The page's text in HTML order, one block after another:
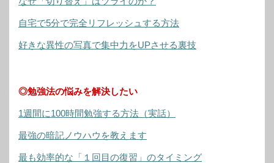
自宅で5分で完全リフレッシュする方法
好きな異性の写真で集中力をUPさせる裏技
◎勉強法の悩みを解決したい
1週間に100時間勉強する方法（実話）
最強の暗記ノウハウを教えます
最も効率的な「１回目の復習」のタイミング